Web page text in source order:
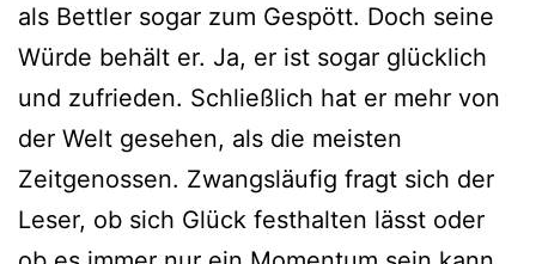
als Bettler sogar zum Gespött. Doch seine
Würde behält er. Ja, er ist sogar glücklich
und zufrieden. Schließlich hat er mehr von
der Welt gesehen, als die meisten
Zeitgenossen. Zwangsläufig fragt sich der
Leser, ob sich Glück festhalten lässt oder